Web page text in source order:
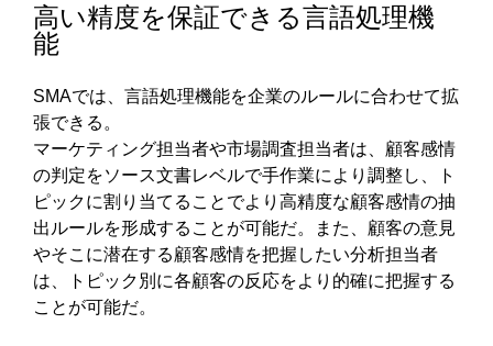
高い精度を保証できる言語処理機
能
SMAでは、言語処理機能を企業のルールに合わせて拡
張できる。
マーケティング担当者や市場調査担当者は、顧客感情
の判定をソース文書レベルで手作業により調整し、ト
ピックに割り当てることでより高精度な顧客感情の抽
出ルールを形成することが可能だ。また、顧客の意見
やそこに潜在する顧客感情を把握したい分析担当者
は、トピック別に各顧客の反応をより的確に把握する
ことが可能だ。